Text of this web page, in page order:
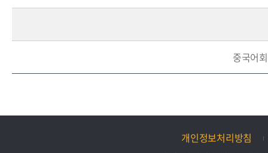
중국어
개인정보처리방침